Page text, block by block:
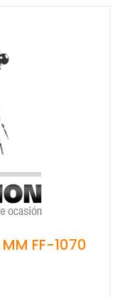
MM FF-1070